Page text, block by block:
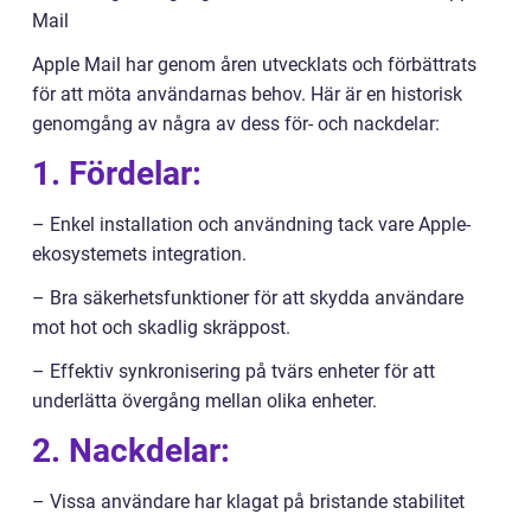
Mail
Apple Mail har genom åren utvecklats och förbättrats
för att möta användarnas behov. Här är en historisk
genomgång av några av dess för- och nackdelar:
1. Fördelar:
– Enkel installation och användning tack vare Apple-
ekosystemets integration.
– Bra säkerhetsfunktioner för att skydda användare
mot hot och skadlig skräppost.
– Effektiv synkronisering på tvärs enheter för att
underlätta övergång mellan olika enheter.
2. Nackdelar:
– Vissa användare har klagat på bristande stabilitet